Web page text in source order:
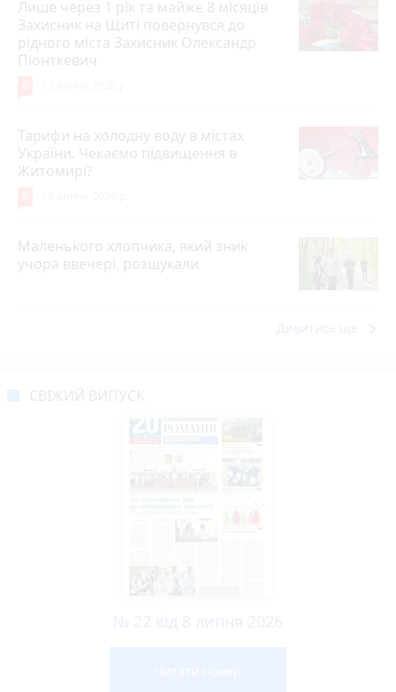
Лише через 1 рік та майже 8 місяців
Захисник на Щиті повернувся до
рідного міста Захисник Олександр
Піонткевич
Тарифи на холодну воду в містах
України. Чекаємо підвищення в
Житомирі?
Маленького хлопчика, який зник
учора ввечері, розшукали